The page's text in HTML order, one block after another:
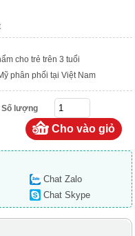
cho trẻ trên 3 tuổi
phân phối tại Việt Nam
Số lượng
Chat Zalo
Chat Skype